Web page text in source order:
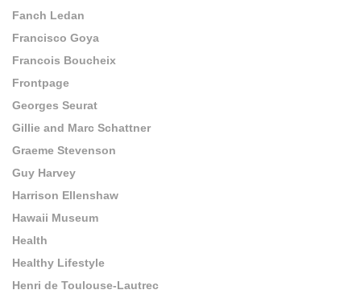
Fanch Ledan
Francisco Goya
Francois Boucheix
Frontpage
Georges Seurat
Gillie and Marc Schattner
Graeme Stevenson
Guy Harvey
Harrison Ellenshaw
Hawaii Museum
Health
Healthy Lifestyle
Henri de Toulouse-Lautrec